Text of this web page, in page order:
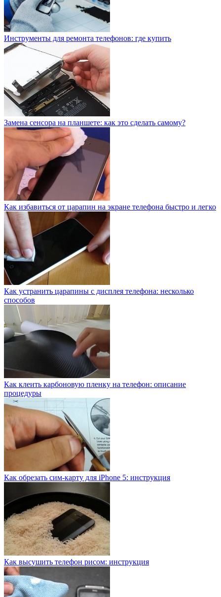
Инструменты для ремонта телефонов: где купить
Замена сенсора на планшете: как это сделать самому?
Как избавиться от царапин на экране телефона быстро и легко
Как устранить царапины с дисплея телефона: несколько
способов
Как клеить карбоновую пленку на телефон: описание
процедуры
Как обрезать сим-карту для iPhone 5: инструкция
Как высушить телефон рисом: инструкция